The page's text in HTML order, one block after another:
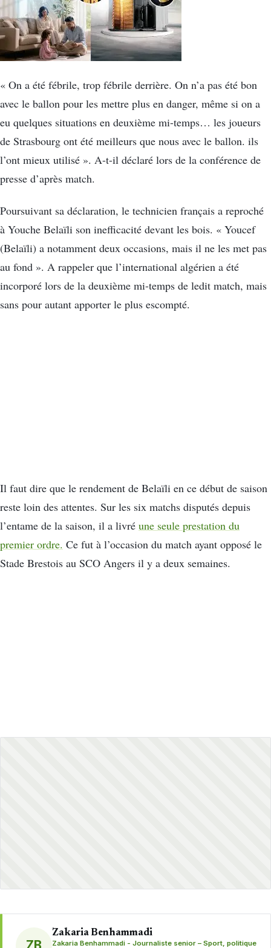
« On a été fébrile, trop fébrile derrière. On n’a pas été bon
avec le ballon pour les mettre plus en danger, même si on a
eu quelques situations en deuxième mi-temps… les joueurs
de Strasbourg ont été meilleurs que nous avec le ballon. ils
l’ont mieux utilisé ». A-t-il déclaré lors de la conférence de
presse d’après match.
Poursuivant sa déclaration, le technicien français a reproché
à Youche Belaïli son inefficacité devant les bois. « Youcef
(Belaïli) a notamment deux occasions, mais il ne les met pas
au fond ». A rappeler que l’international algérien a été
incorporé lors de la deuxième mi-temps de ledit match, mais
sans pour autant apporter le plus escompté.
Il faut dire que le rendement de Belaïli en ce début de saison
reste loin des attentes. Sur les six matchs disputés depuis
l’entame de la saison, il a livré une seule prestation du
premier ordre. Ce fut à l’occasion du match ayant opposé le
Stade Brestois au SCO Angers il y a deux semaines.
Zakaria Benhammadi
Zakaria Benhammadi - Journaliste senior – Sport, politique